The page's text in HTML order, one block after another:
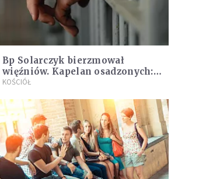
Bp Solarczyk bierzmował
więźniów. Kapelan osadzonych:
To "świadome wyznanie wiary"
KOŚCIÓŁ